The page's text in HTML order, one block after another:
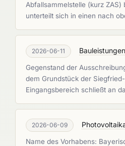
Abfallsammelstelle (kurz
unterteilt sich in einen nach
2026-06-11
Gegenstand der
dem Grundstück der
Eingangsbereich schließt an
2026-06-09
Name des Vorhabens: